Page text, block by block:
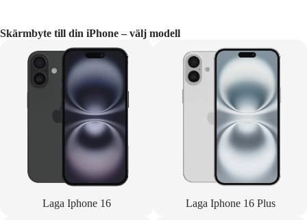
Skärmbyte till din iPhone – välj modell
Laga Iphone 16 Laga Iphone 16 Plus